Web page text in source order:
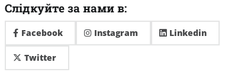
Слідкуйте за нами в:
Facebook Instagram Linkedin
Twitter